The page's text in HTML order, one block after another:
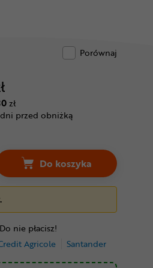
Porównaj
zł
przed obniżką
Do nie płacisz!
Agricole Santander
Do koszyka